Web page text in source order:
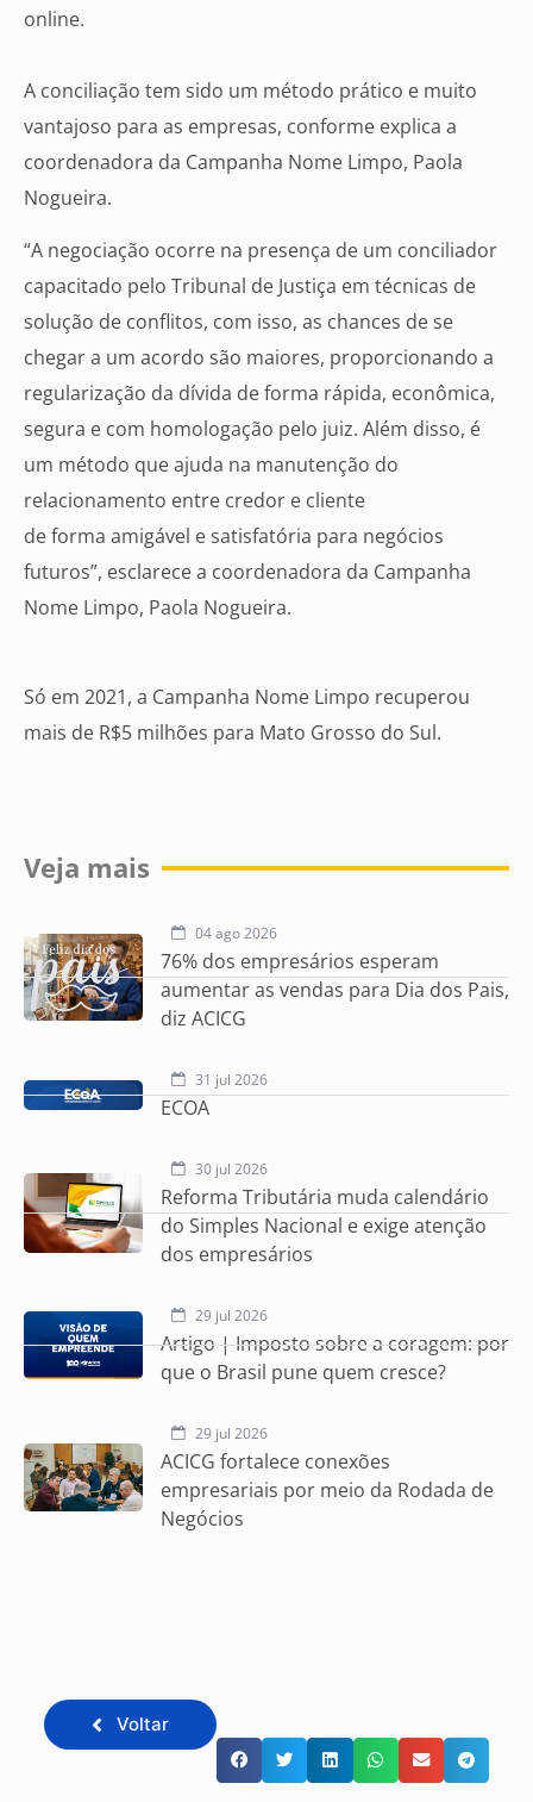
online.
A conciliação tem sido um método prático e muito
vantajoso para as empresas, conforme explica a
coordenadora da Campanha Nome Limpo, Paola
Nogueira.
“A negociação ocorre na presença de um conciliador
capacitado pelo Tribunal de Justiça em técnicas de
solução de conflitos, com isso, as chances de se
chegar a um acordo são maiores, proporcionando a
regularização da dívida de forma rápida, econômica,
segura e com homologação pelo juiz. Além disso, é
um método que ajuda na manutenção do
relacionamento entre credor e cliente
de forma amigável e satisfatória para negócios
futuros”, esclarece a coordenadora da Campanha
Nome Limpo, Paola Nogueira.
Só em 2021, a Campanha Nome Limpo recuperou
mais de R$5 milhões para Mato Grosso do Sul.
Veja mais
04 ago 2026
76% dos empresários esperam
aumentar as vendas para Dia dos Pais,
diz ACICG
31 jul 2026
ECOA
30 jul 2026
Reforma Tributária muda calendário
do Simples Nacional e exige atenção
dos empresários
29 jul 2026
Artigo | Imposto sobre a coragem: por
que o Brasil pune quem cresce?
29 jul 2026
ACICG fortalece conexões
empresariais por meio da Rodada de
Negócios
Voltar